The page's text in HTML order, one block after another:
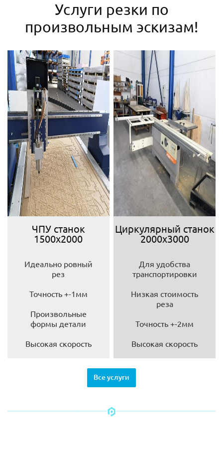
Услуги резки по
произвольным эскизам!
ЧПУ станок
1500х2000
Идеально ровный
рез
Точность +-1мм
Произвольные
формы детали
Высокая скорость
Циркулярный станок
2000х3000
Для удобства
транспортировки
Низкая стоимость
реза
Точность +-2мм
Высокая скорость
Все услуги